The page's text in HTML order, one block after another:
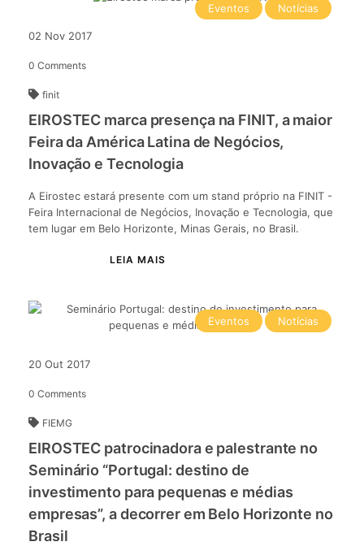
Eventos Notícias
02 Nov 2017
0 Comments
finit
EIROSTEC marca presença na FINIT, a maior
Feira da América Latina de Negócios,
Inovação e Tecnologia
A Eirostec estará presente com um stand próprio na FINIT -
Feira Internacional de Negócios, Inovação e Tecnologia, que
tem lugar em Belo Horizonte, Minas Gerais, no Brasil.
Eventos Notícias
20 Out 2017
0 Comments
FIEMG
EIROSTEC patrocinadora e palestrante no
Seminário “Portugal: destino de
investimento para pequenas e médias
empresas”, a decorrer em Belo Horizonte no
Brasil